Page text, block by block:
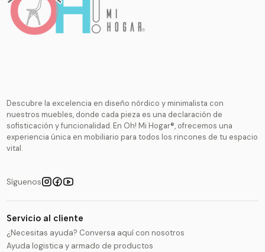
Descubre la excelencia en diseño nórdico y minimalista con
nuestros muebles, donde cada pieza es una declaración de
sofisticación y funcionalidad. En Oh! Mi Hogar®, ofrecemos una
experiencia única en mobiliario para todos los rincones de tu espacio
vital.
Síguenos
Servicio al cliente
¿Necesitas ayuda? Conversa aquí con nosotros
Ayuda logistica y armado de productos